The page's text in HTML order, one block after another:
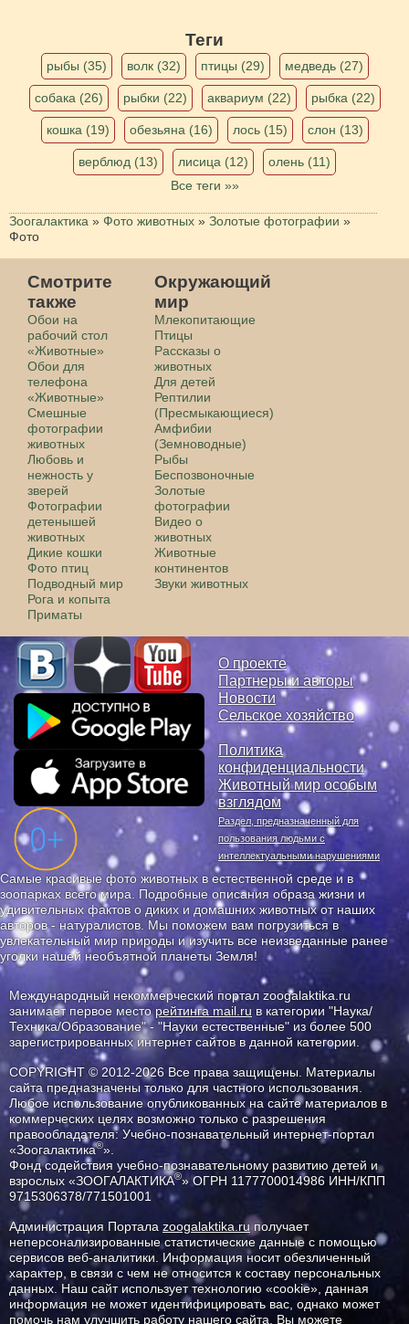
Теги
рыбы (35) волк (32) птицы (29) медведь (27)
собака (26) рыбки (22) аквариум (22) рыбка (22)
кошка (19) обезьяна (16) лось (15) слон (13)
верблюд (13) лисица (12)
олень (11)
Все теги »»
Зоогалактика » Фото животных » Золотые фотографии »
Фото
Смотрите
также
Обои на
рабочий стол
«Животные»
Обои для
телефона
«Животные»
Смешные
фотографии
животных
Любовь и
нежность у
зверей
Фотографии
детенышей
животных
Дикие кошки
Фото птиц
Подводный мир
Рога и копыта
Приматы
Окружающий
мир
Млекопитающие
Птицы
Рассказы о
животных
Для детей
Рептилии
(Пресмыкающиеся)
Амфибии
(Земноводные)
Рыбы
Беспозвоночные
Золотые
фотографии
Видео о
животных
Животные
континентов
Звуки животных
О проекте
Партнеры и авторы
Новости
Сельское хозяйство
Политика
конфиденциальности
Животный мир особым
взглядом
Раздел, предназначенный для
пользования людьми с
интеллектуальными нарушениями
Самые красивые фото животных в естественной среде и в
зоопарках всего мира. Подробные описания образа жизни и
удивительных фактов о диких и домашних животных от наших
авторов - натуралистов. Мы поможем вам погрузиться в
увлекательный мир природы и изучить все неизведанные ранее
уголки нашей необъятной планеты Земля!
Международный некоммерческий портал zoogalaktika.ru
занимает первое месторейтинга mail.ru в категории "Наука/
Техника/Образование" - "Науки естественные" из более 500
зарегистрированных интернет сайтов в данной категории.
COPYRIGHT © 2012-2026 Все права защищены. Материалы
сайта предназначены только для частного использования.
Любое использование опубликованных на сайте материалов в
коммерческих целях возможно только с разрешения
правообладателя: Учебно-познавательный интернет-портал
«Зоогалактика®».
Фонд содействия учебно-познавательному развитию детей и
взрослых «ЗООГАЛАКТИКА®» ОГРН 1177700014986 ИНН/КПП
9715306378/771501001
Администрация Портала zoogalaktika.ruполучает
неперсонализированные статистические данные с помощью
сервисов веб-аналитики. Информация носит обезличенный
характер, в связи с чем не относится к составу персональных
данных. Наш сайт использует технологию «cookie», данная
информация не может идентифицировать вас, однако может
помочь нам улучшить работу нашего сайта. Вы можете